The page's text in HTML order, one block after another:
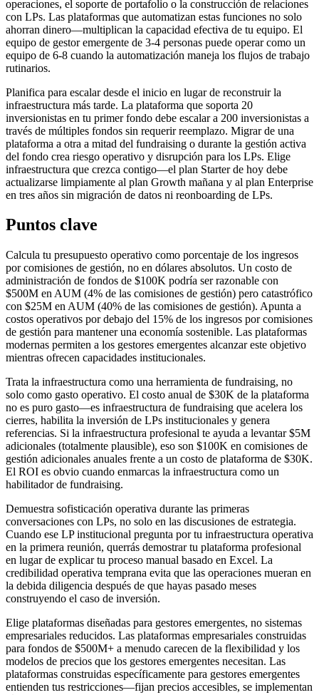
operaciones, el soporte de portafolio o la construcción de relaciones
con LPs. Las plataformas que automatizan estas funciones no solo
ahorran dinero—multiplican la capacidad efectiva de tu equipo. El
equipo de gestor emergente de 3-4 personas puede operar como un
equipo de 6-8 cuando la automatización maneja los flujos de trabajo
rutinarios.
Planifica para escalar desde el inicio en lugar de reconstruir la
infraestructura más tarde. La plataforma que soporta 20
inversionistas en tu primer fondo debe escalar a 200 inversionistas a
través de múltiples fondos sin requerir reemplazo. Migrar de una
plataforma a otra a mitad del fundraising o durante la gestión activa
del fondo crea riesgo operativo y disrupción para los LPs. Elige
infraestructura que crezca contigo—el plan Starter de hoy debe
actualizarse limpiamente al plan Growth mañana y al plan Enterprise
en tres años sin migración de datos ni reonboarding de LPs.
Puntos clave
Calcula tu presupuesto operativo como porcentaje de los ingresos
por comisiones de gestión, no en dólares absolutos. Un costo de
administración de fondos de $100K podría ser razonable con
$500M en AUM (4% de las comisiones de gestión) pero catastrófico
con $25M en AUM (40% de las comisiones de gestión). Apunta a
costos operativos por debajo del 15% de los ingresos por comisiones
de gestión para mantener una economía sostenible. Las plataformas
modernas permiten a los gestores emergentes alcanzar este objetivo
mientras ofrecen capacidades institucionales.
Trata la infraestructura como una herramienta de fundraising, no
solo como gasto operativo. El costo anual de $30K de la plataforma
no es puro gasto—es infraestructura de fundraising que acelera los
cierres, habilita la inversión de LPs institucionales y genera
referencias. Si la infraestructura profesional te ayuda a levantar $5M
adicionales (totalmente plausible), eso son $100K en comisiones de
gestión adicionales anuales frente a un costo de plataforma de $30K.
El ROI es obvio cuando enmarcas la infraestructura como un
habilitador de fundraising.
Demuestra sofisticación operativa durante las primeras
conversaciones con LPs, no solo en las discusiones de estrategia.
Cuando ese LP institucional pregunta por tu infraestructura operativa
en la primera reunión, querrás demostrar tu plataforma profesional
en lugar de explicar tu proceso manual basado en Excel. La
credibilidad operativa temprana evita que las operaciones mueran en
la debida diligencia después de que hayas pasado meses
construyendo el caso de inversión.
Elige plataformas diseñadas para gestores emergentes, no sistemas
empresariales reducidos. Las plataformas empresariales construidas
para fondos de $500M+ a menudo carecen de la flexibilidad y los
modelos de precios que los gestores emergentes necesitan. Las
plataformas construidas específicamente para gestores emergentes
entienden tus restricciones—fijan precios accesibles, se implementan